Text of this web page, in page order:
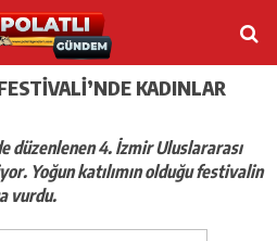
KADINLAR
düzenlenen 4. İzmir Uluslararası
Yoğun katılımın olduğu festivalin
vurdu.